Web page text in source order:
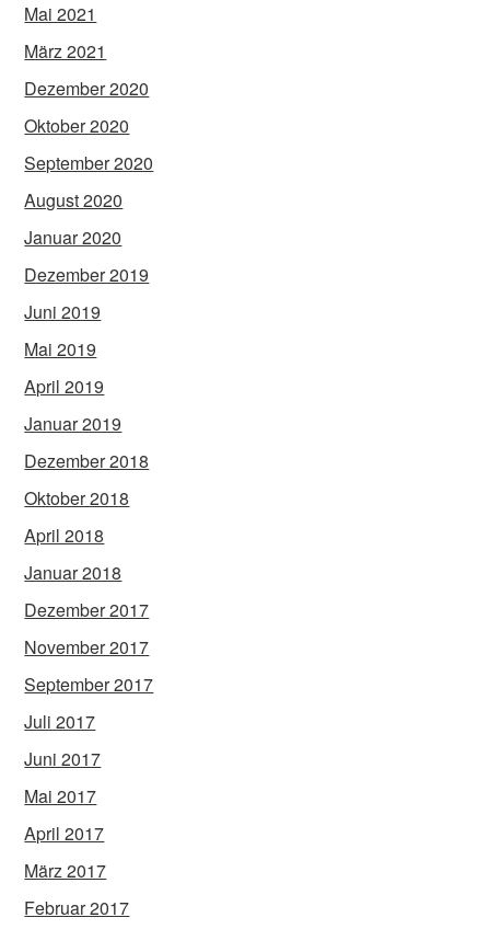
Mai 2021
März 2021
Dezember 2020
Oktober 2020
September 2020
August 2020
Januar 2020
Dezember 2019
Juni 2019
Mai 2019
April 2019
Januar 2019
Dezember 2018
Oktober 2018
April 2018
Januar 2018
Dezember 2017
November 2017
September 2017
Juli 2017
Juni 2017
Mai 2017
April 2017
März 2017
Februar 2017